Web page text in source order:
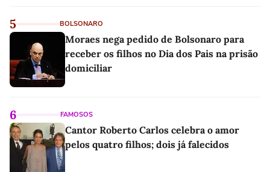
5 BOLSONARO
Moraes nega pedido de Bolsonaro para
receber os filhos no Dia dos Pais na prisão
domiciliar
6 FAMOSOS
Cantor Roberto Carlos celebra o amor
pelos quatro filhos; dois já falecidos